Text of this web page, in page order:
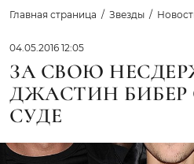
Главная страница Звезды
04.05.2016 12:05
ЗА СВОЮ
ДЖАСТИН БИБЕР
СУДЕ